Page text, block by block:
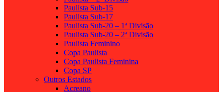
Paulista Sub-15
Paulista Sub-17
Paulista Sub-20 – 1ª Divisão
Paulista Sub-20 – 2ª Divisão
Paulista Feminino
Copa Paulista
Copa Paulista Feminina
Copa SP
Outros Estados
Acreano